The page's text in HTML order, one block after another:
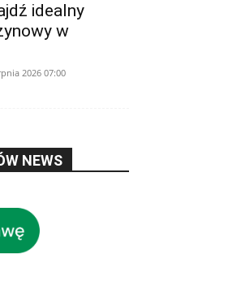
idealny
w
2026 07:00
NEWS